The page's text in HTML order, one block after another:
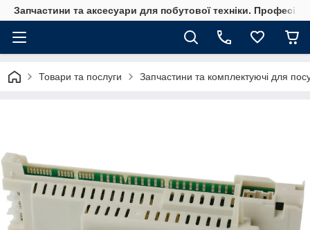
Запчастини та аксесуари для побутової техніки.
Товари та послуги Запчастини та комплектуючі для